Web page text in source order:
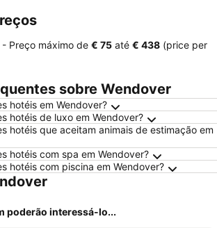
- Preço máximo de ‎€ 75 até ‎€ 438 (price per
sobre Wendover
hotéis em Wendover?
hotéis de luxo em Wendover?
hotéis que aceitam animais de estimação em
hotéis com spa em Wendover?
hotéis com piscina em Wendover?
poderão interessá-lo...